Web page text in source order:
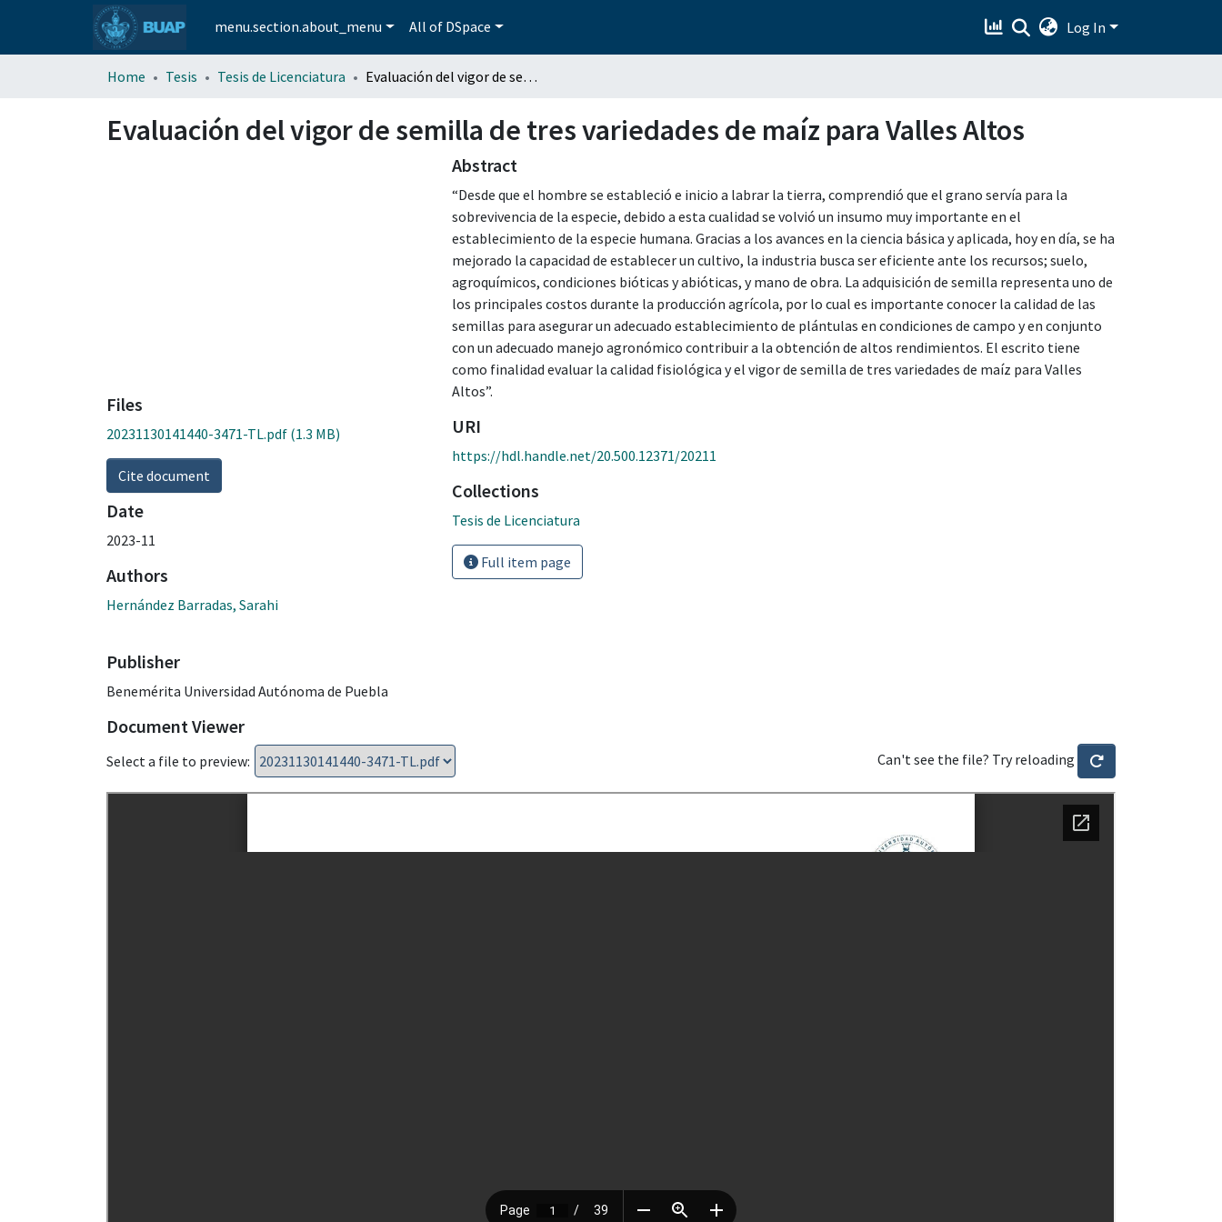
menu.section.about_menu All of DSpace Log In
Home Tesis Tesis de Licenciatura Evaluación del vigor de semilla de tres variedades de maíz para Valles Altos
Evaluación del vigor de semilla de tres variedades de maíz para Valles Altos
Files
20231130141440-3471-TL.pdf (1.3 MB)
Cite document
Date
2023-11
Authors
Hernández Barradas, Sarahi
Publisher
Benemérita Universidad Autónoma de Puebla
Abstract
“Desde que el hombre se estableció e inicio a labrar la tierra, comprendió que el grano servía para la
sobrevivencia de la especie, debido a esta cualidad se volvió un insumo muy importante en el
establecimiento de la especie humana. Gracias a los avances en la ciencia básica y aplicada, hoy en día, se ha
mejorado la capacidad de establecer un cultivo, la industria busca ser eficiente ante los recursos; suelo,
agroquímicos, condiciones bióticas y abióticas, y mano de obra. La adquisición de semilla representa uno de
los principales costos durante la producción agrícola, por lo cual es importante conocer la calidad de las
semillas para asegurar un adecuado establecimiento de plántulas en condiciones de campo y en conjunto
con un adecuado manejo agronómico contribuir a la obtención de altos rendimientos. El escrito tiene
como finalidad evaluar la calidad fisiológica y el vigor de semilla de tres variedades de maíz para Valles
Altos”.
URI
https://hdl.handle.net/20.500.12371/20211
Collections
Tesis de Licenciatura
Full item page
Document Viewer
Select a file to preview: Can't see the file? Try reloading